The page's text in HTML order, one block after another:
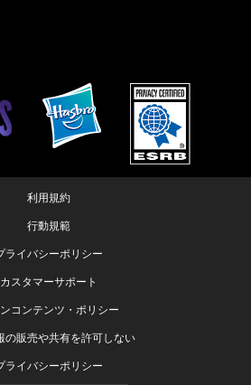
利用規約
行動規範
ライバシーポリシー
カスタマーサポート
コンテンツ・ポリシー
の販売や共有を許可しない
ライバシーポリシー